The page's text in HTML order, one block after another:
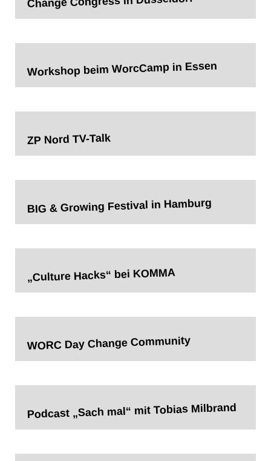
Workshop beim WorcCamp in Essen
ZP Nord TV-Talk
BIG & Growing Festival in Hamburg
„Culture Hacks“ bei KOMMA
WORC Day Change Community
Podcast „Sach mal“ mit Tobias Milbrand